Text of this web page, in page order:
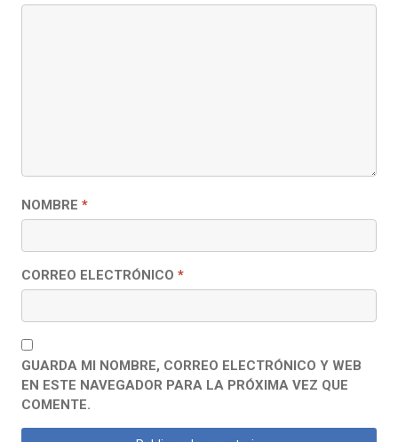
NOMBRE *
CORREO ELECTRÓNICO *
GUARDA MI NOMBRE, CORREO ELECTRÓNICO Y WEB
EN ESTE NAVEGADOR PARA LA PRÓXIMA VEZ QUE
COMENTE.